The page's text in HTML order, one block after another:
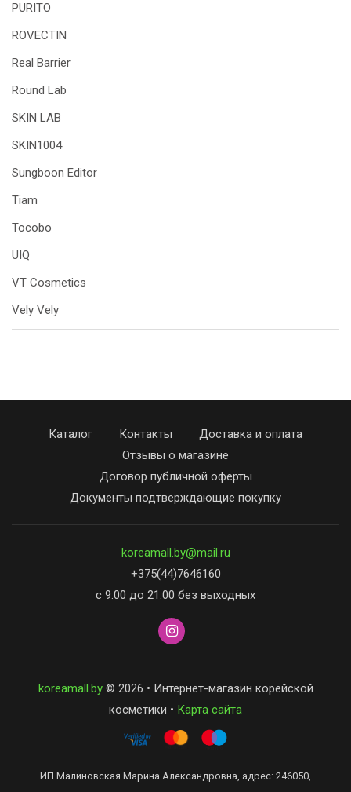
PURITO
ROVECTIN
Real Barrier
Round Lab
SKIN LAB
SKIN1004
Sungboon Editor
Tiam
Tocobo
UIQ
VT Cosmetics
Vely Vely
Каталог Контакты
Доставка и оплата
Отзывы о магазине
Договор публичной оферты
Документы подтверждающие покупку
koreamall.by@mail.ru
+375(44)7646160
с 9.00 до 21.00 без выходных
koreamall.by© 2026 • Интернет-магазин корейской
косметики • Карта сайта
ИП Малиновская Марина Александровна, адрес: 246050,